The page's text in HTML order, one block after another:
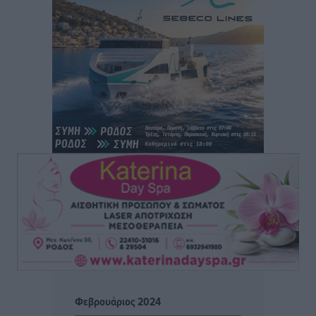
Ολοκλήρωση του έργου αναβάθμισης των
υποδομών του Νεστορίδειου Μελάθρου
Τοπικές Ειδήσεις πριν 1 ώρα
Γ.Σ. Διαγόρας: Στα «κυανέρυθρα» ο Janni Pembe
• πριν 3 ώρες
Σύλληψη 21χρονου για ναρκωτικά στη Ρόδο
Τοπικές Ειδήσεις• πριν 3 ώρες
Με 13,1% κάλυψη εργαζομένων από συλλογικές
συμβάσεις, η Ελλάδα στον “πάτο” της ΕΕ
Απόψεις• πριν 3 ώρες
Φεβρουάριος 2024